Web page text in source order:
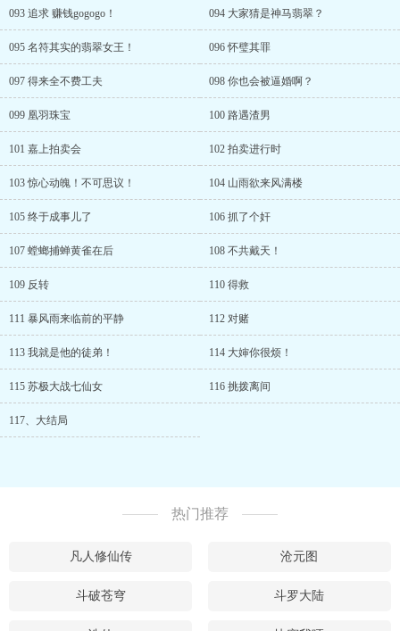
093 追求 赚钱gogogo！ 094 大家猜是神马翡翠？
095 名符其实的翡翠女王！ 096 怀璧其罪
097 得来全不费工夫 098 你也会被逼婚啊？
099 凰羽珠宝 100 路遇渣男
101 嘉上拍卖会 102 拍卖进行时
103 惊心动魄！不可思议！ 104 山雨欲来风满楼
105 终于成事儿了 106 抓了个奸
107 螳螂捕蝉黄雀在后 108 不共戴天！
109 反转 110 得救
111 暴风雨来临前的平静 112 对赌
113 我就是他的徒弟！ 114 大婶你很烦！
115 苏极大战七仙女 116 挑拨离间
117、大结局
热门推荐
凡人修仙传 沧元图
斗破苍穹 斗罗大陆